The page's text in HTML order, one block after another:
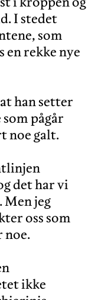
I stedet
som
rekke nye
han setter
pågår
noe galt.
det har vi
Men jeg
oss som
noe.
ikke